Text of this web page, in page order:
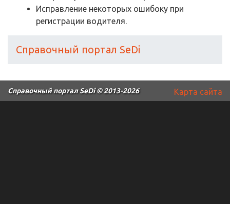
Исправление некоторых ошибоку при
регистрации водителя.
Справочный портал SeDi
Карта сайта
Справочный портал SeDi© 2013-2026